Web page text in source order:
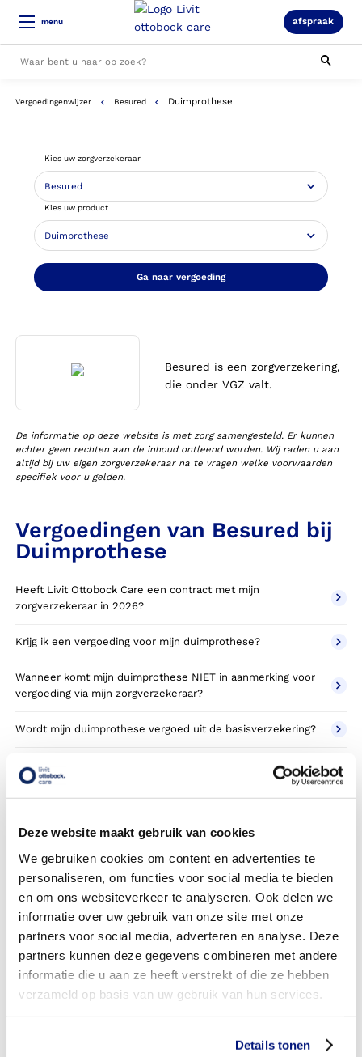
Deze website maakt gebruik van cookies
We gebruiken cookies om content en advertenties te
personaliseren, om functies voor social media te bieden
en om ons websiteverkeer te analyseren. Ook delen we
informatie over uw gebruik van onze site met onze
partners voor social media, adverteren en analyse. Deze
partners kunnen deze gegevens combineren met andere
informatie die u aan ze heeft verstrekt of die ze hebben
verzameld op basis van uw gebruik van hun services.
Details tonen
menu afspraak
Alle resultaten
Vergoedingenwijzer Besured Duimprothese
Kies uw zorgverzekeraar
Kies uw product
Ga naar vergoeding
Besured is een zorgverzekering,
die onder VGZ valt.
De informatie op deze website is met zorg samengesteld. Er kunnen
echter geen rechten aan de inhoud ontleend worden. Wij raden u aan
altijd bij uw eigen zorgverzekeraar na te vragen welke voorwaarden
specifiek voor u gelden.
Vergoedingen van Besured bij
Duimprothese
Heeft Livit Ottobock Care een contract met mijn
zorgverzekeraar in 2026?
Krijg ik een vergoeding voor mijn duimprothese?
Wanneer komt mijn duimprothese NIET in aanmerking voor
vergoeding via mijn zorgverzekeraar?
Wordt mijn duimprothese vergoed uit de basisverzekering?
Wordt mijn duimprothese vergoed vanuit een aanvullende
verzekering?
Zijn er ook duimprothesen in confectie- of standaard
uitvoeringen?
Is de duimprothese mijn eigendom?
Wordt de duimprothese geleverd onder de bruikleen of
lease regeling van uw zorgverzekering?
Wanneer mag mijn duimprothese vervangen worden?
toestemming nodig van mijn zorgverzekeraar?